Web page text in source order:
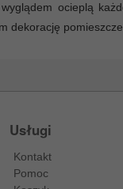
ocieplą
dekorację
Usługi
Kontakt
Pomoc